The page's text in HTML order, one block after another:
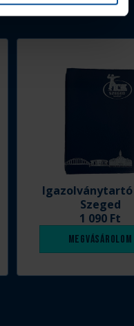
Szeged
1 090 Ft
Megvásárolom